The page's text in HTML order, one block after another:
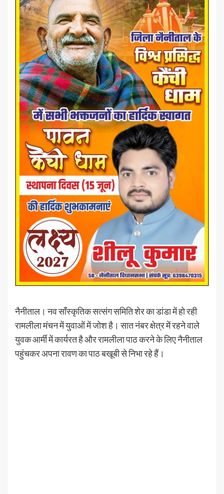
नैनीताल। नव साँस्कृतिक सत्संग समिति शेर का डांडा में हो रही
रामलीला मंचन में युवाओं में जोश है। सात नंबर क्षेत्र में रहने वाले
युवक आर्मी में कार्यरत है और रामलीला पाठ करने के लिए नैनीताल
पहुंचकर अपना रावण का पाठ बखूबी से निभा रहे हैं।